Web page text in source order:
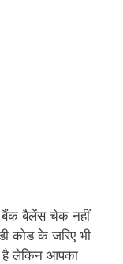
बैंक बैलेंस चेक नहीं
कोड के जरिए भी
लेकिन आपका